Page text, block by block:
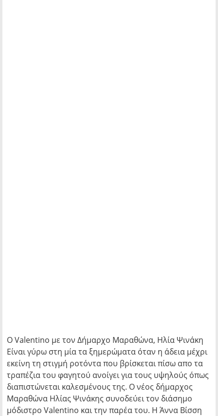
Ο Valentino με τον Δήμαρχο Μαραθώνα, Ηλία Ψινάκη
Είναι γύρω στη μία τα ξημερώματα όταν η άδεια μέχρι
εκείνη τη στιγμή ροτόντα που βρίσκεται πίσω απο τα
τραπέζια του φαγητού ανοίγει για τους υψηλούς όπως
διαπιστώνεται καλεσμένους της. Ο νέος δήμαρχος
Μαραθώνα Ηλίας Ψινάκης συνοδεύει τον διάσημο
μόδιστρο Valentino και την παρέα του. Η Άννα Βίσση